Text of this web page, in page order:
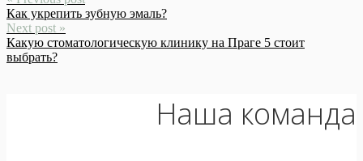
Как укрепить зубную эмаль?
Next post »
Какую стоматологическую клинику на Праге 5 стоит
выбрать?
Наша команда